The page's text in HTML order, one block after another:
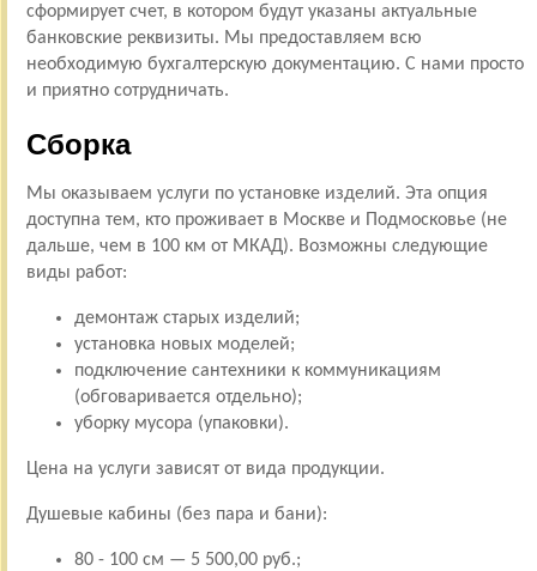
сформирует счет, в котором будут указаны актуальные
банковские реквизиты. Мы предоставляем всю
необходимую бухгалтерскую документацию. С нами просто
и приятно сотрудничать.
Сборка
Мы оказываем услуги по установке изделий. Эта опция
доступна тем, кто проживает в Москве и Подмосковье (не
дальше, чем в 100 км от МКАД). Возможны следующие
виды работ:
демонтаж старых изделий;
установка новых моделей;
подключение сантехники к коммуникациям
(обговаривается отдельно);
уборку мусора (упаковки).
Цена на услуги зависят от вида продукции.
Душевые кабины (без пара и бани):
80 - 100 см — 5 500,00 руб.;